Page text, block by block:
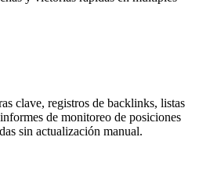
clave, registros de backlinks, listas
de monitoreo de posiciones
sin actualización manual.